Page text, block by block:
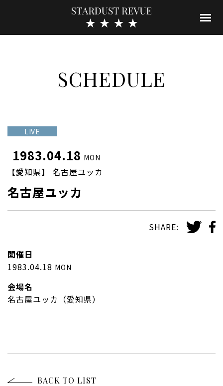
SCHEDULE
LIVE
1983.04.18 MON
【愛知県】 名古屋ユッカ
名古屋ユッカ
SHARE:
開催日
1983.04.18 MON
会場名
名古屋ユッカ（愛知県）
BACK TO LIST